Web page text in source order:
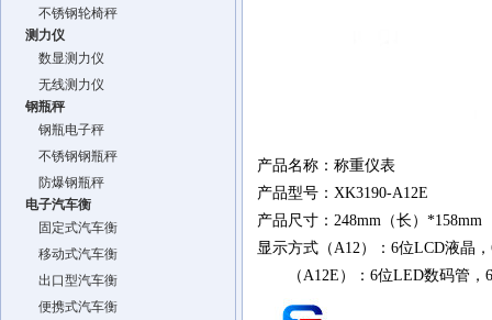
不锈钢轮椅秤
测力仪
数显测力仪
无线测力仪
钢瓶秤
钢瓶电子秤
不锈钢钢瓶秤
防爆钢瓶秤
电子汽车衡
固定式汽车衡
移动式汽车衡
出口型汽车衡
便携式汽车衡
产品名称：称重仪表
产品型号：XK3190-A12E
产品尺寸：248mm（长）*158mm
显示方式（A12）：6位LCD液晶
（A12E）：6位LED数码管，6